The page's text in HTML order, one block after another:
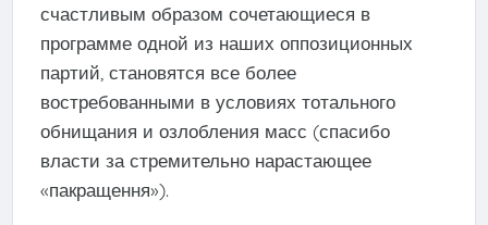
счастливым образом сочетающиеся в
программе одной из наших оппозиционных
партий, становятся все более
востребованными в условиях тотального
обнищания и озлобления масс (спасибо
власти за стремительно нарастающее
«пакращення»).